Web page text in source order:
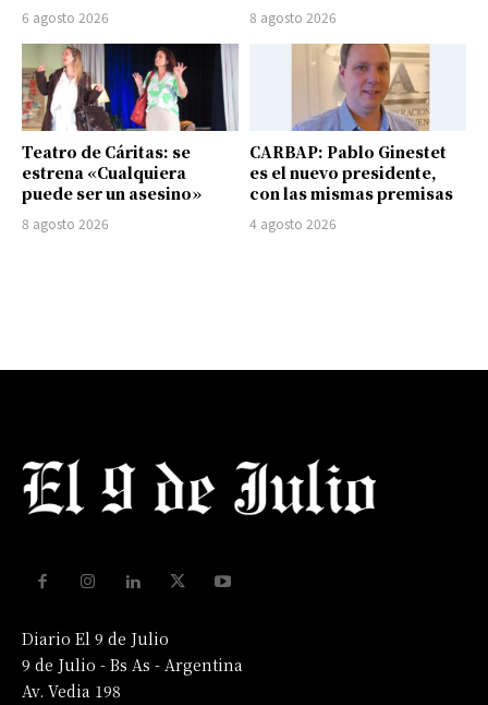
6 agosto 2026 8 agosto 2026
Teatro de Cáritas: se
estrena «Cualquiera
puede ser un asesino»
8 agosto 2026
CARBAP: Pablo Ginestet
es el nuevo presidente,
con las mismas premisas
4 agosto 2026
Diario El 9 de Julio
9 de Julio - Bs As - Argentina
Av. Vedia 198